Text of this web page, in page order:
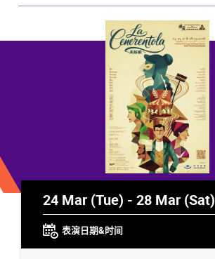
24 Mar (Tue) - 28 Mar (Sat)
表演日期&时间